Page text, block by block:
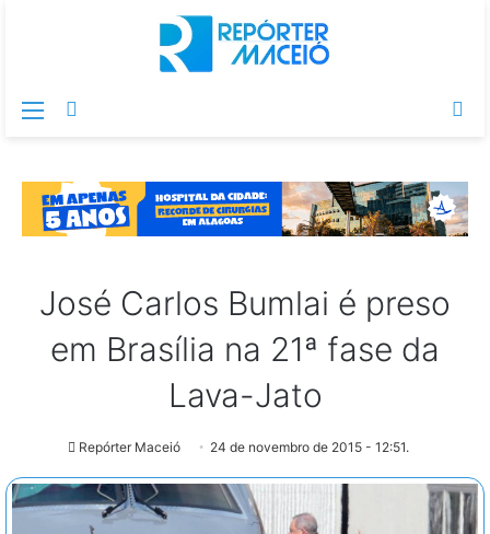
Menu
José Carlos Bumlai é preso
em Brasília na 21ª fase da
Lava-Jato
Repórter Maceió 24 de novembro de 2015 - 12:51.